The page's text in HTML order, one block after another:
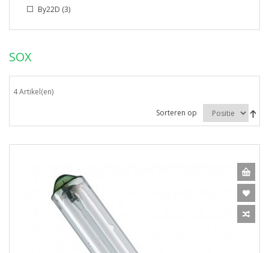
By22D (3)
SOX
4 Artikel(en)
Sorteren op